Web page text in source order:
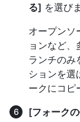
る] を選び
オープンソ
ョンなど
ランチのみ
ションを選
ークにコピ
[フォーク